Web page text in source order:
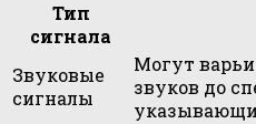
Тип
сигнала
Звуковые
сигналы
Могут
звуков до